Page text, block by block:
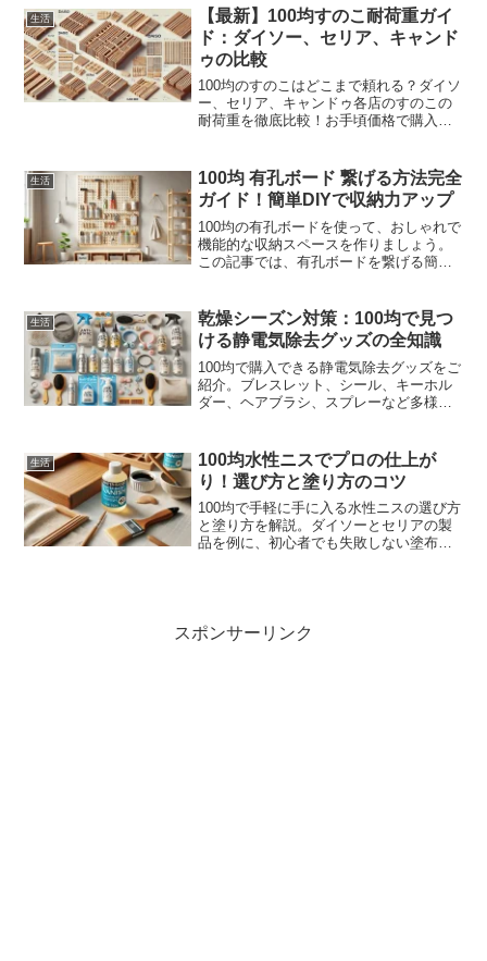
ます。一般家庭での使用に最適な情報を
お届けします。
生活
【最新】100均すのこ耐荷重ガイ
ド：ダイソー、セリア、キャンド
ゥの比較
100均のすのこはどこまで頼れる？ダイソ
ー、セリア、キャンドゥ各店のすのこの
耐荷重を徹底比較！お手頃価格で購入可
生活
100均 有孔ボード 繋げる方法完全
ガイド！簡単DIYで収納力アップ
100均の有孔ボードを使って、おしゃれで
機能的な収納スペースを作りましょう。
この記事では、有孔ボードを繋げる簡単
生活
乾燥シーズン対策：100均で見つ
ける静電気除去グッズの全知識
100均で購入できる静電気除去グッズをご
紹介。ブレスレット、シール、キーホル
ダー、ヘアブラシ、スプレーなど多様な
気対策に役立つ便利アイテムをチェック
して、快適な生活を送りましょう。
生活
100均水性ニスでプロの仕上が
り！選び方と塗り方のコツ
100均で手軽に手に入る水性ニスの選び方
と塗り方を解説。ダイソーとセリアの製
品を例に、初心者でも失敗しない塗布方
スポンサーリンク